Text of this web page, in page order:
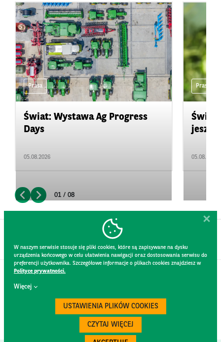
Prasa
Świat: Wystawa Ag Progress
Days
05.08.2026
Prasa
Świat:
05.08.2026
01 / 08
W naszym serwisie stosuje się pliki cookies, które są zapisywane na dysku
urządzenia końcowego w celu ułatwienia nawigacji oraz dostosowania serwisu do
preferencji użytkownika. Szczegółowe informacje o plikach cookies znajdziesz w
Polityce prywatności.
Więcej
USTAWIENIA PLIKÓW COOKIES
CZYTAJ WIĘCEJ
KONTAKT
REGULAMIN STRONY
POLITYKA PRYWATNOŚCI